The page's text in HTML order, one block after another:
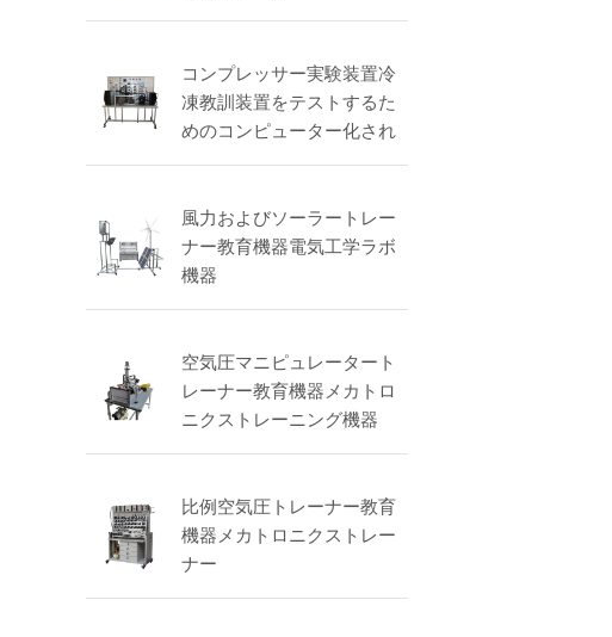
コンプレッサー実験装置冷
凍教訓装置をテストするた
めのコンピューター化され
たトレーナー
風力およびソーラートレー
ナー教育機器電気工学ラボ
機器
空気圧マニピュレータート
レーナー教育機器メカトロ
ニクストレーニング機器
比例空気圧トレーナー教育
機器メカトロニクストレー
ナー